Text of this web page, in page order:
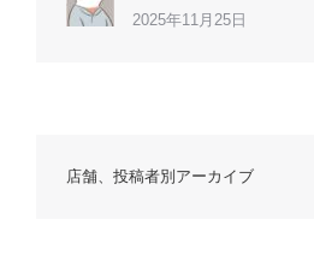
2025年11月25日
店舗、投稿者別アーカイブ